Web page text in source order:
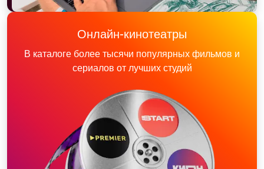
Онлайн-кинотеатры
В каталоге более тысячи популярных фильмов и
сериалов от лучших студий